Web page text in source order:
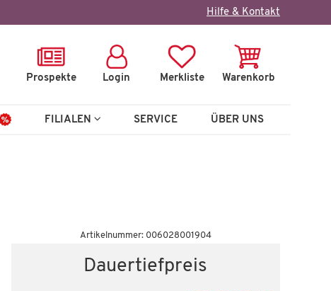
Hilfe & Kontakt
Prospekte Login Merkliste Warenkorb
FILIALEN SERVICE ÜBER UNS
Artikelnummer: 006028001904
Dauertiefpreis
Auf Lager
Hocker
Lund